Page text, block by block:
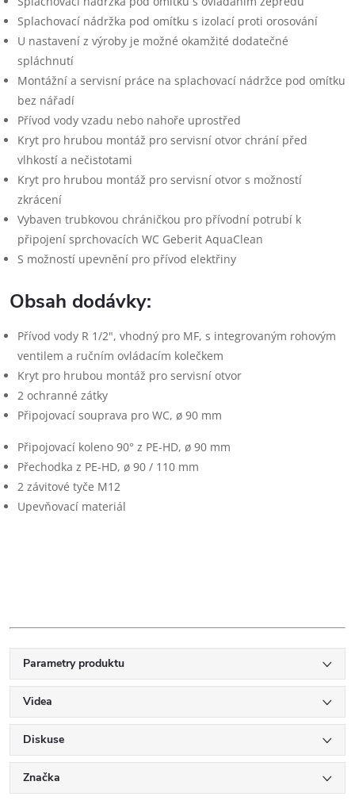
Splachovací nádržka pod omítku s izolací proti orosování
U nastavení z výroby je možné okamžité dodatečné
spláchnutí
Montážní a servisní práce na splachovací nádržce pod omítku
bez nářadí
Přívod vody vzadu nebo nahoře uprostřed
Kryt pro hrubou montáž pro servisní otvor chrání před
vlhkostí a nečistotami
Kryt pro hrubou montáž pro servisní otvor s možností
zkrácení
Vybaven trubkovou chráničkou pro přívodní potrubí k
připojení sprchovacích WC Geberit AquaClean
S možností upevnění pro přívod elektřiny
Obsah dodávky:
Přívod vody R 1/2", vhodný pro MF, s integrovaným rohovým
ventilem a ručním ovládacím kolečkem
Kryt pro hrubou montáž pro servisní otvor
2 ochranné zátky
Připojovací souprava pro WC, ø 90 mm
Připojovací koleno 90° z PE-HD, ø 90 mm
Přechodka z PE-HD, ø 90 / 110 mm
2 závitové tyče M12
Upevňovací materiál
Parametry produktu
Videa
Diskuse
Značka